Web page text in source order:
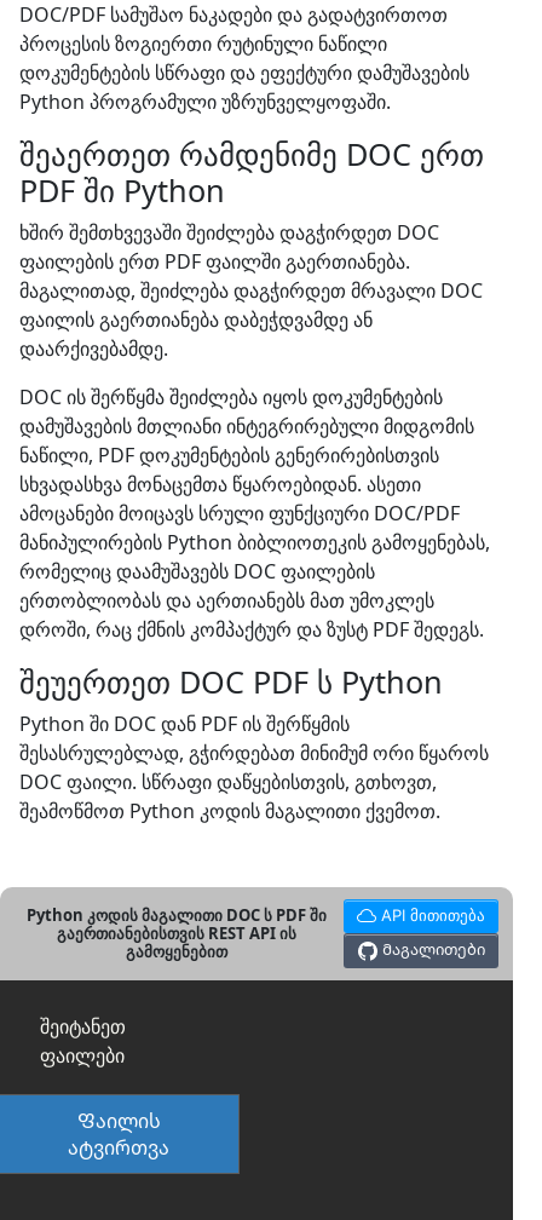
DOC/PDF სამუშაო ნაკადები და გადატვირთოთ
პროცესის ზოგიერთი რუტინული ნაწილი
დოკუმენტების სწრაფი და ეფექტური დამუშავების
Python პროგრამული უზრუნველყოფაში.
შეაერთეთ რამდენიმე DOC ერთ
PDF ში Python
ხშირ შემთხვევაში შეიძლება დაგჭირდეთ DOC
ფაილების ერთ PDF ფაილში გაერთიანება.
მაგალითად, შეიძლება დაგჭირდეთ მრავალი DOC
ფაილის გაერთიანება დაბეჭდვამდე ან
დაარქივებამდე.
DOC ის შერწყმა შეიძლება იყოს დოკუმენტების
დამუშავების მთლიანი ინტეგრირებული მიდგომის
ნაწილი, PDF დოკუმენტების გენერირებისთვის
სხვადასხვა მონაცემთა წყაროებიდან. ასეთი
ამოცანები მოიცავს სრული ფუნქციური DOC/PDF
მანიპულირების Python ბიბლიოთეკის გამოყენებას,
რომელიც დაამუშავებს DOC ფაილების
ერთობლიობას და აერთიანებს მათ უმოკლეს
დროში, რაც ქმნის კომპაქტურ და ზუსტ PDF შედეგს.
შეუერთეთ DOC PDF ს Python
Python ში DOC დან PDF ის შერწყმის
შესასრულებლად, გჭირდებათ მინიმუმ ორი წყაროს
DOC ფაილი. სწრაფი დაწყებისთვის, გთხოვთ,
შეამოწმოთ Python კოდის მაგალითი ქვემოთ.
Python კოდის მაგალითი DOC ს PDF ში
გაერთიანებისთვის REST API ის
გამოყენებით
API მითითება
Მაგალითები
შეიტანეთ
ფაილები
Ფაილის
ატვირთვა